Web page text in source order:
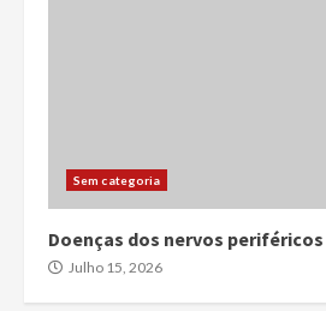
Sem categoria
Doenças dos nervos periféricos
Julho 15, 2026